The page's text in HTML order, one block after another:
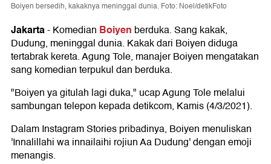
Boiyen bersedih, kakaknya meninggal dunia. Foto: Noel/detikFoto
Jakarta-Komedian Boiyen berduka. Sang kakak,
Dudung, meninggal dunia. Kakak dari Boiyen diduga
tertabrak kereta. Agung Tole, manajer Boiyen mengatakan
sang komedian terpukul dan berduka.
"Boiyen ya gitulah lagi duka," ucap Agung Tole melalui
sambungan telepon kepada detikcom, Kamis (4/3/2021).
Dalam Instagram Stories pribadinya, Boiyen menuliskan
'Innalillahi wa innailaihi rojiun Aa Dudung' dengan emoji
menangis.